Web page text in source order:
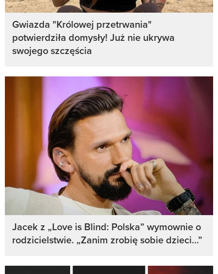
Gwiazda "Królowej przetrwania"
potwierdziła domysły! Już nie ukrywa
swojego szczęścia
Jacek z „Love is Blind: Polska” wymownie o
rodzicielstwie. „Zanim zrobię sobie dzieci…”